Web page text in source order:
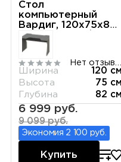
Стол
компьютерный
Вардиг, 120х75х82
см, антрацит/
красный
Ширина
120 см
Высота
75 см
Глубина
82 см
6 999 руб.
9 099 руб.
Экономия 2 100 руб.
Купить